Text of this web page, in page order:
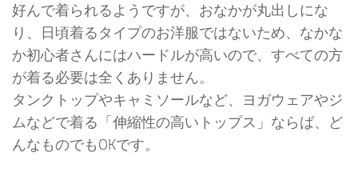
好んで着られるようですが、おなかが丸出しにな
り、日頃着るタイプのお洋服ではないため、なかな
か初心者さんにはハードルが高いので、すべての方
が着る必要は全くありません。
タンクトップやキャミソールなど、ヨガウェアやジ
ムなどで着る「伸縮性の高いトップス」ならば、ど
んなものでもOKです。